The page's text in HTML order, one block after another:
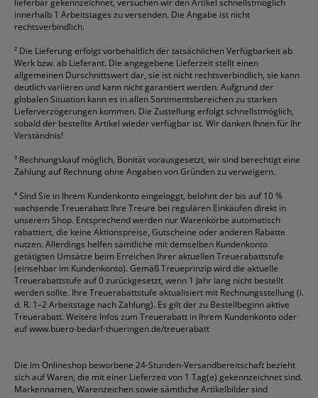
innerhalb 1 Arbeitstages zu versenden. Die Angabe ist nicht
rechtsverbindlich.
² Die Lieferung erfolgt vorbehaltlich der tatsächlichen Verfügbarkeit ab
Werk bzw. ab Lieferant. Die angegebene Lieferzeit stellt einen
allgemeinen Durschnittswert dar, sie ist nicht rechtsverbindlich, sie kann
deutlich variieren und kann nicht garantiert werden. Aufgrund der
globalen Situation kann es in allen Sortimentsbereichen zu starken
Lieferverzögerungen kommen. Die Zustellung erfolgt schnellstmöglich,
sobald der bestellte Artikel wieder verfügbar ist. Wir danken Ihnen für Ihr
Verständnis!
³ Rechnungskauf möglich, Bonität vorausgesetzt, wir sind berechtigt eine
Zahlung auf Rechnung ohne Angaben von Gründen zu verweigern.
⁴Sind Sie in Ihrem Kundenkonto eingeloggt, belohnt der bis auf 10 %
wachsende Treuerabatt Ihre Treure bei regulären Einkäufen direkt in
unserem Shop. Entsprechend werden nur Warenkörbe automatisch
rabattiert, die keine Aktionspreise, Gutscheine oder anderen Rabatte
nutzen. Allerdings helfen sämtliche mit demselben Kundenkonto
getätigten Umsätze beim Erreichen Ihrer aktuellen Treuerabattstufe
(einsehbar im Kundenkonto). Gemäß Treueprinzip wird die aktuelle
Treuerabattstufe auf 0 zurückgesetzt, wenn 1 Jahr lang nicht bestellt
werden sollte. Ihre Treuerabattstufe aktualisiert mit Rechnungsstellung (i.
d. R. 1–2 Arbeitstage nach Zahlung). Es gilt der zu Bestellbeginn aktive
Treuerabatt. Weitere Infos zum Treuerabatt in Ihrem Kundenkonto oder
aufwww.buero-bedarf-thueringen.de/treuerabatt
Die im Onlineshop beworbene 24-Stunden-Versandbereitschaft bezieht
sich auf Waren, die mit einer Lieferzeit von 1 Tag(e) gekennzeichnet sind.
Markennamen, Warenzeichen sowie sämtliche Artikelbilder sind